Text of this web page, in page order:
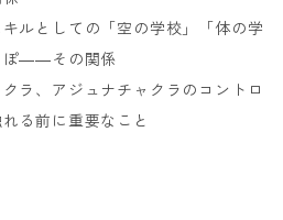
としての「空の学校」「体の学
――その関係
、アジュナチャクラのコントロ
前に重要なこと